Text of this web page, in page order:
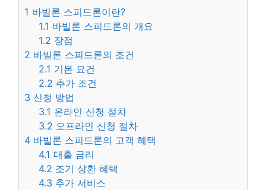
1 바빌론 스피드론이란?
1.1 바빌론 스피드론의 개요
1.2 장점
2 바빌론 스피드론의 조건
2.1 기본 요건
2.2 추가 조건
3 신청 방법
3.1 온라인 신청 절차
3.2 오프라인 신청 절차
4 바빌론 스피드론의 고객 혜택
4.1 대출 금리
4.2 조기 상환 혜택
4.3 추가 서비스